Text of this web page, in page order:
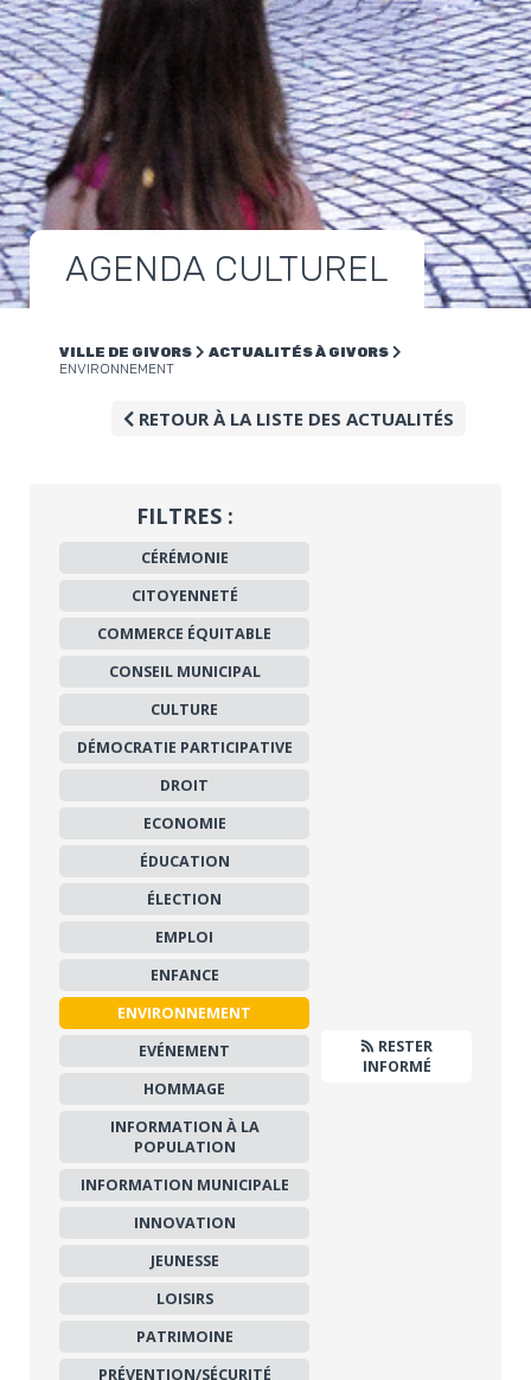
AGENDA CULTUREL
VILLE DE GIVORS
ACTUALITÉS À GIVORS
ENVIRONNEMENT
RETOUR À LA LISTE DES ACTUALITÉS
FILTRES :
CÉRÉMONIE
CITOYENNETÉ
COMMERCE ÉQUITABLE
CONSEIL MUNICIPAL
CULTURE
DÉMOCRATIE PARTICIPATIVE
DROIT
ECONOMIE
ÉDUCATION
ÉLECTION
EMPLOI
ENFANCE
ENVIRONNEMENT
EVÉNEMENT
HOMMAGE
INFORMATION À LA
POPULATION
INFORMATION MUNICIPALE
INNOVATION
JEUNESSE
LOISIRS
PATRIMOINE
PRÉVENTION/SÉCURITÉ
RESTER
INFORMÉ